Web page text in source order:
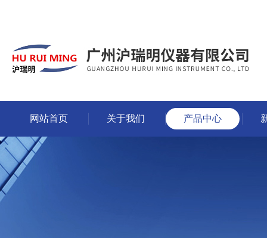
网站首页 关于我们 产品中心